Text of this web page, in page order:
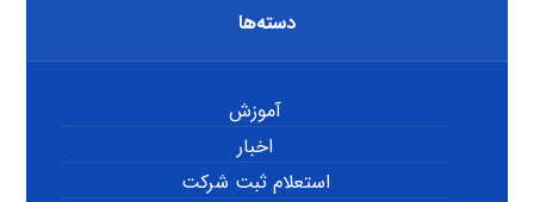
دسته‌ها
آموزش
اخبار
استعلام ثبت شرکت